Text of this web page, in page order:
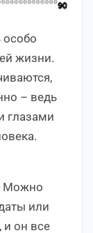
жизни.
– ведь
глазами
Можно
или
и он все